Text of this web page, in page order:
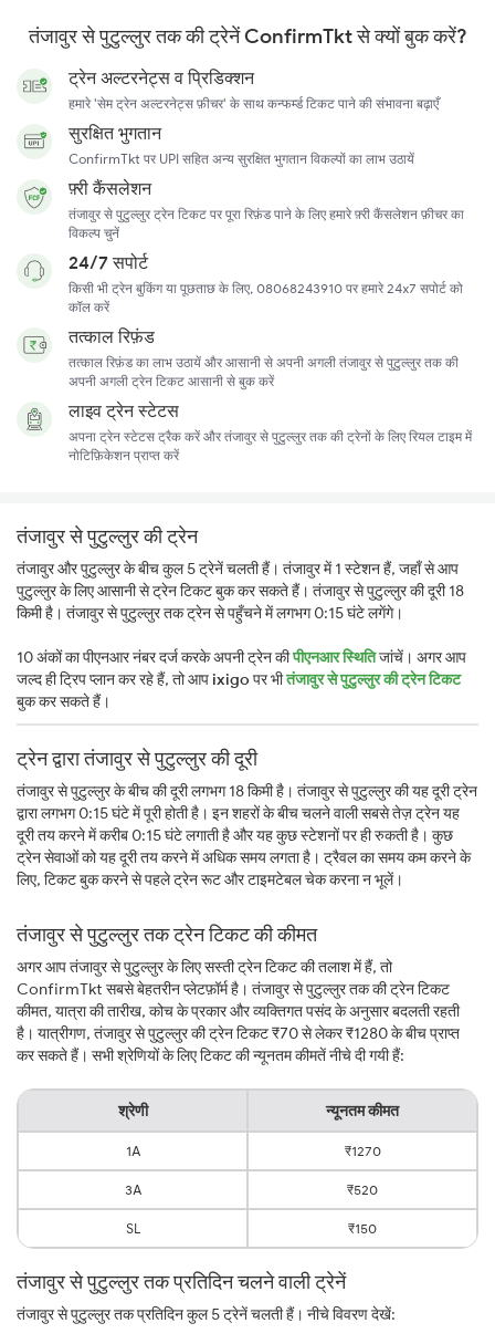
तंजावुर से पुटुल्लुर तक की ट्रेनें ConfirmTkt से क्यों बुक करें?
ट्रेन अल्टरनेट्स व प्रिडिक्शन
हमारे 'सेम ट्रेन अल्टरनेट्स फ़ीचर' के साथ कन्फर्म्ड टिकट पाने की संभावना बढ़ाएँ
सुरक्षित भुगतान
ConfirmTkt पर UPI सहित अन्य सुरक्षित भुगतान विकल्पों का लाभ उठायें
फ़्री कैंसलेशन
तंजावुर से पुटुल्लुर ट्रेन टिकट पर पूरा रिफ़ंड पाने के लिए हमारे फ़्री कैंसलेशन फ़ीचर का
विकल्प चुनें
24/7 सपोर्ट
किसी भी ट्रेन बुकिंग या पूछताछ के लिए, 08068243910 पर हमारे 24x7 सपोर्ट को
कॉल करें
तत्काल रिफ़ंड
तत्काल रिफ़ंड का लाभ उठायें और आसानी से अपनी अगली तंजावुर से पुटुल्लुर तक की
अपनी अगली ट्रेन टिकट आसानी से बुक करें
लाइव ट्रेन स्टेटस
अपना ट्रेन स्टेटस ट्रैक करें और तंजावुर से पुटुल्लुर तक की ट्रेनों के लिए रियल टाइम में
नोटिफ़िकेशन प्राप्त करें
तंजावुर से पुटुल्लुर की ट्रेन
तंजावुर और पुटुल्लुर के बीच कुल 5 ट्रेनें चलती हैं। तंजावुर में 1 स्टेशन हैं, जहाँ से आप
पुटुल्लुर के लिए आसानी से ट्रेन टिकट बुक कर सकते हैं। तंजावुर से पुटुल्लुर की दूरी 18
किमी है। तंजावुर से पुटुल्लुर तक ट्रेन से पहुँचने में लगभग 0:15 घंटे लगेंगे।
10 अंकों का पीएनआर नंबर दर्ज करके अपनी ट्रेन कीपीएनआर स्थितिजांचें। अगर आप
जल्द ही ट्रिप प्लान कर रहे हैं, तो आपixigoपर भीतंजावुर से पुटुल्लुर की ट्रेन टिकट
बुक कर सकते हैं।
ट्रेन द्वारा तंजावुर से पुटुल्लुर की दूरी
तंजावुर से पुटुल्लुर के बीच की दूरी लगभग 18 किमी है। तंजावुर से पुटुल्लुर की यह दूरी ट्रेन
द्वारा लगभग 0:15 घंटे में पूरी होती है। इन शहरों के बीच चलने वाली सबसे तेज़ ट्रेन यह
दूरी तय करने में करीब 0:15 घंटे लगाती है और यह कुछ स्टेशनों पर ही रुकती है। कुछ
ट्रेन सेवाओं को यह दूरी तय करने में अधिक समय लगता है। ट्रैवल का समय कम करने के
लिए, टिकट बुक करने से पहले ट्रेन रूट और टाइमटेबल चेक करना न भूलें।
तंजावुर से पुटुल्लुर तक ट्रेन टिकट की कीमत
अगर आप तंजावुर से पुटुल्लुर के लिए सस्ती ट्रेन टिकट की तलाश में हैं, तो
ConfirmTkt सबसे बेहतरीन प्लेटफ़ॉर्म है। तंजावुर से पुटुल्लुर तक की ट्रेन टिकट
कीमत, यात्रा की तारीख, कोच के प्रकार और व्यक्तिगत पसंद के अनुसार बदलती रहती
है। यात्रीगण, तंजावुर से पुटुल्लुर की ट्रेन टिकट ₹70 से लेकर ₹1280 के बीच प्राप्त
कर सकते हैं। सभी श्रेणियों के लिए टिकट की न्यूनतम कीमतें नीचे दी गयी हैं:
श्रेणी न्यूनतम कीमत
1A ₹1270
3A ₹520
SL ₹150
तंजावुर से पुटुल्लुर तक प्रतिदिन चलने वाली ट्रेनें
तंजावुर से पुटुल्लुर तक प्रतिदिन कुल 5 ट्रेनें चलती हैं। नीचे विवरण देखें: